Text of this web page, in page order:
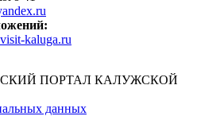
kaluga.ru
ПОРТАЛ КАЛУЖСКОЙ
данных